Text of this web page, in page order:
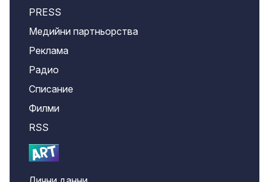
PRESS
Медийни партньорства
Реклама
Радио
Списание
Филми
RSS